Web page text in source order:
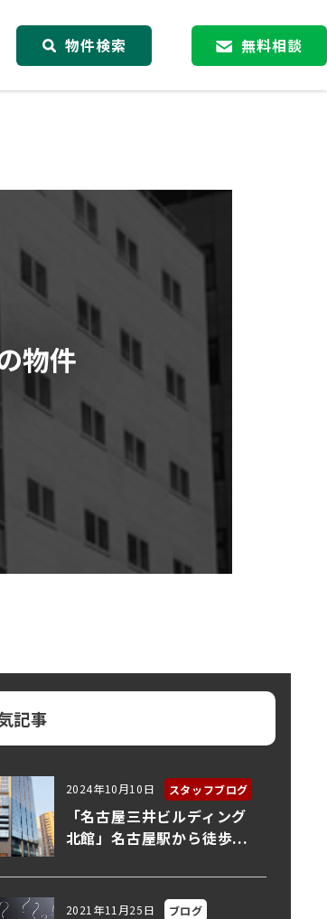
物件検索 無料相談
物件
記事
2024年10月10日 スタッフブログ
「名古屋三井ビルディング
北館」名古屋駅から徒歩...
2021年11月25日 ブログ